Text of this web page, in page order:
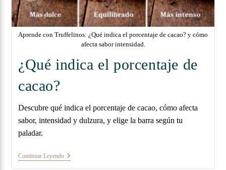
Aprende con Truffelinos: ¿Qué indica el porcentaje de cacao? y cómo
afecta sabor intensidad.
¿Qué indica el porcentaje de
cacao?
Descubre qué indica el porcentaje de cacao, cómo afecta
sabor, intensidad y dulzura, y elige la barra según tu
paladar.
Continuar Leyendo